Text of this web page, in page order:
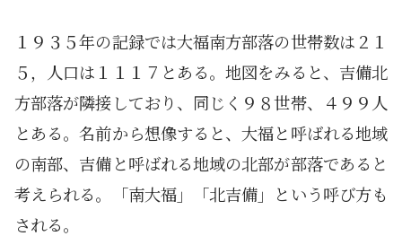
１９３５年の記録では大福南方部落の世帯数は２１
５，人口は１１１７とある。地図をみると、吉備北
方部落が隣接しており、同じく９８世帯、４９９人
とある。名前から想像すると、大福と呼ばれる地域
の南部、吉備と呼ばれる地域の北部が部落であると
考えられる。「南大福」「北吉備」という呼び方も
される。